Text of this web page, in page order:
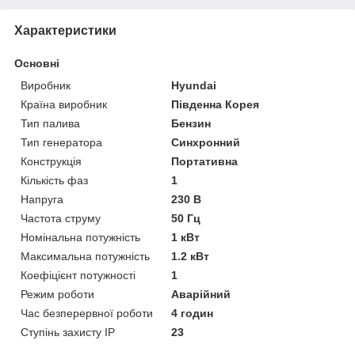
Характеристики
Основні
Виробник
Hyundai
Країна виробник
Південна Корея
Тип палива
Бензин
Тип генератора
Синхронний
Конструкція
Портативна
Кількість фаз
1
Напруга
230 В
Частота струму
50 Гц
Номінальна потужність
1 кВт
Максимальна потужність
1.2 кВт
Коефіцієнт потужності
1
Режим роботи
Аварійний
Час безперервної роботи
4 годин
Ступінь захисту IP
23